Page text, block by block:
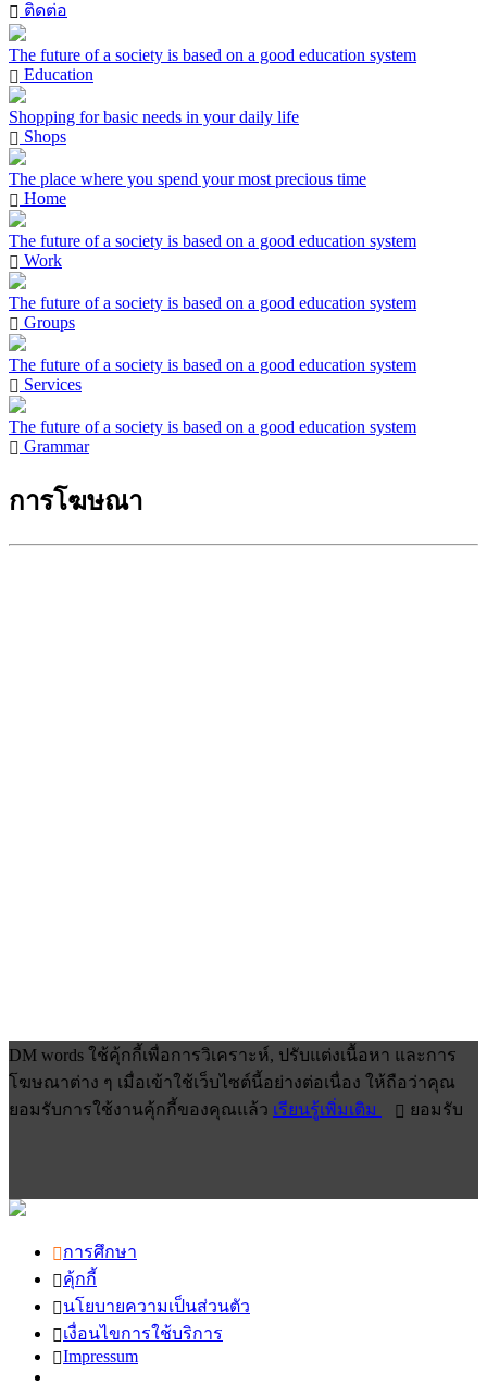
ติดต่อ
The future of a society is based on a good education system
Education
Shopping for basic needs in your daily life
Shops
The place where you spend your most precious time
Home
The future of a society is based on a good education system
Work
The future of a society is based on a good education system
Groups
The future of a society is based on a good education system
Services
The future of a society is based on a good education system
Grammar
การโฆษณา
DM words ใช้คุ้กกี้เพื่อการวิเคราะห์, ปรับแต่งเนื้อหา และการ
โฆษณาต่าง ๆ เมื่อเข้าใช้เว็บไซต์นี้อย่างต่อเนื่อง ให้ถือว่าคุณ
ยอมรับการใช้งานคุ้กกี้ของคุณแล้ว เรียนรู้เพิ่มเติม ยอมรับ
การศึกษา
คุ้กกี้
นโยบายความเป็นส่วนตัว
เงื่อนไขการใช้บริการ
Impressum